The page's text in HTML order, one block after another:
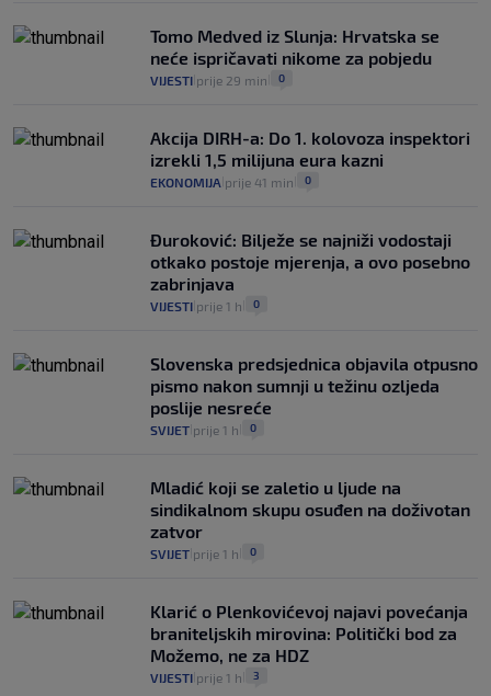
Tomo Medved iz Slunja: Hrvatska se
neće ispričavati nikome za pobjedu
VIJESTI prije 29 min 0
Akcija DIRH-a: Do 1. kolovoza inspektori
izrekli 1,5 milijuna eura kazni
EKONOMIJA prije 41 min 0
Đuroković: Bilježe se najniži vodostaji
otkako postoje mjerenja, a ovo posebno
zabrinjava
VIJESTI prije 1 h 0
Slovenska predsjednica objavila otpusno
pismo nakon sumnji u težinu ozljeda
poslije nesreće
SVIJET prije 1 h 0
Mladić koji se zaletio u ljude na
sindikalnom skupu osuđen na doživotan
zatvor
SVIJET prije 1 h 0
Klarić o Plenkovićevoj najavi povećanja
braniteljskih mirovina: Politički bod za
Možemo, ne za HDZ
VIJESTI prije 1 h 3